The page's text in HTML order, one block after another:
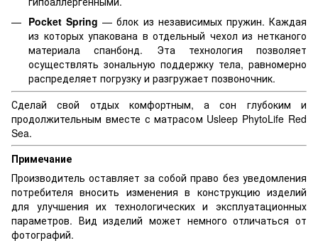
Pocket Spring — блок из независимых пружин. Каждая
из которых упакована в отдельный чехол из нетканого
материала спанбонд. Эта технология позволяет
осуществлять зональную поддержку тела, равномерно
распределяет погрузку и разгружает позвоночник.
Сделай свой отдых комфортным, а сон глубоким и
продолжительным вместе с матрасом Usleep PhytoLife Red
Sea.
Примечание
Производитель оставляет за собой право без уведомления
потребителя вносить изменения в конструкцию изделий
для улучшения их технологических и эксплуатационных
параметров. Вид изделий может немного отличаться от
фотографий.